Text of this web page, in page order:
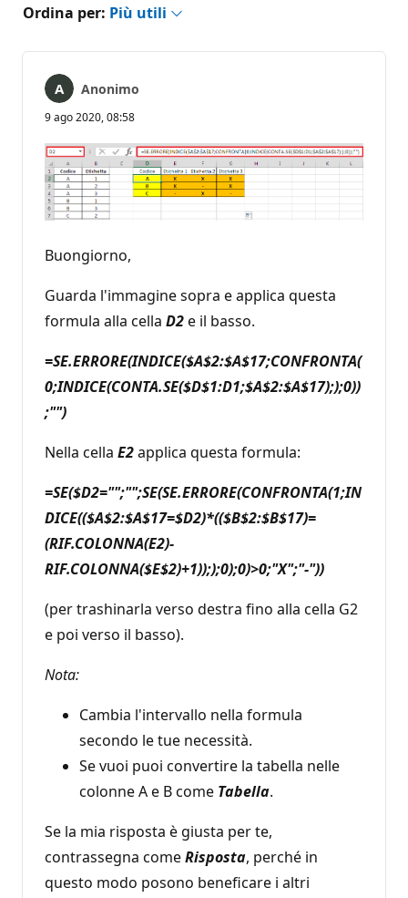
Ordina per: Più utili
Anonimo
9 ago 2020, 08:58
Buongiorno,
Guarda l'immagine sopra e applica questa
formula alla cella D2e ​​il basso.
=SE.ERRORE(INDICE($A$2:$A$17;CONFRONTA(
0;INDICE(CONTA.SE($D$1:D1;$A$2:$A$17););0))
;"")
Nella cella E2applica questa formula:
=SE($D2="";"";SE(SE.ERRORE(CONFRONTA(1;IN
DICE(($A$2:$A$17=$D2)*(($B$2:$B$17)=
(RIF.COLONNA(E2)-
RIF.COLONNA($E$2)+1)););0);0)>0;"X";"-"))
(per trashinarla verso destra fino alla cella G2
e poi verso il basso).
Nota:
Cambia l'intervallo nella formula
secondo le tue necessità.
Se vuoi puoi convertire la tabella nelle
colonne A e B come Tabella.
Se la mia risposta è giusta per te,
contrassegna comeRisposta, perché in
questo modo posono beneficare i altri